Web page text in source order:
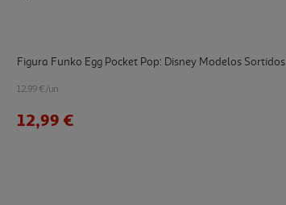
Figura Funko Egg Pocket Pop: Disney Modelos Sortidos
12.99 €/un
12,99 €